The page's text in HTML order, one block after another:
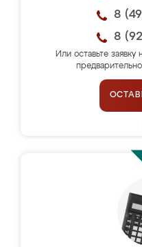
8
8
Или оставьте заявку